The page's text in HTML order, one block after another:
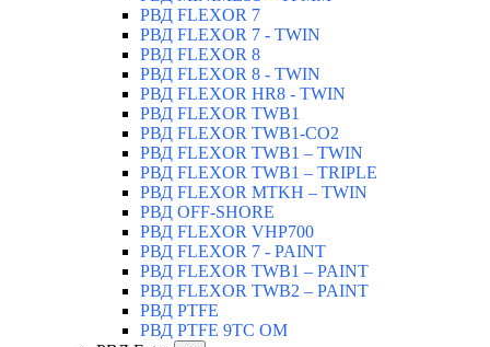
РВД FLEXOR 7
РВД FLEXOR 7 - TWIN
РВД FLEXOR 8
РВД FLEXOR 8 - TWIN
РВД FLEXOR HR8 - TWIN
РВД FLEXOR TWB1
РВД FLEXOR TWB1-CO2
РВД FLEXOR TWB1 – TWIN
РВД FLEXOR TWB1 – TRIPLE
РВД FLEXOR MTKH – TWIN
РВД OFF-SHORE
РВД FLEXOR VHP700
РВД FLEXOR 7 - PAINT
РВД FLEXOR TWB1 – PAINT
РВД FLEXOR TWB2 – PAINT
РВД PTFE
РВД PTFE 9TC OM